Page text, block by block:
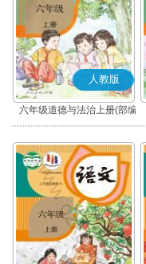
人教版
六年级道德与法治上册(部编
版)